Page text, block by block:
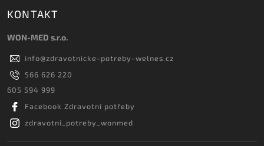
KONTAKT
WON-MED s.r.o.
info@zdravotnicke-potreby-welnes.cz
566 626 220
605 594 999
Facebook Zdravotní potřeby
zdravotni_potreby_wonmed